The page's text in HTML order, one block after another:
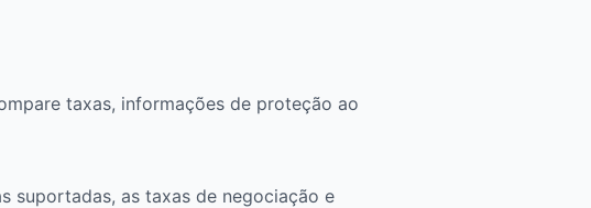
taxas, informações de proteção ao
suportadas, as taxas de negociação e